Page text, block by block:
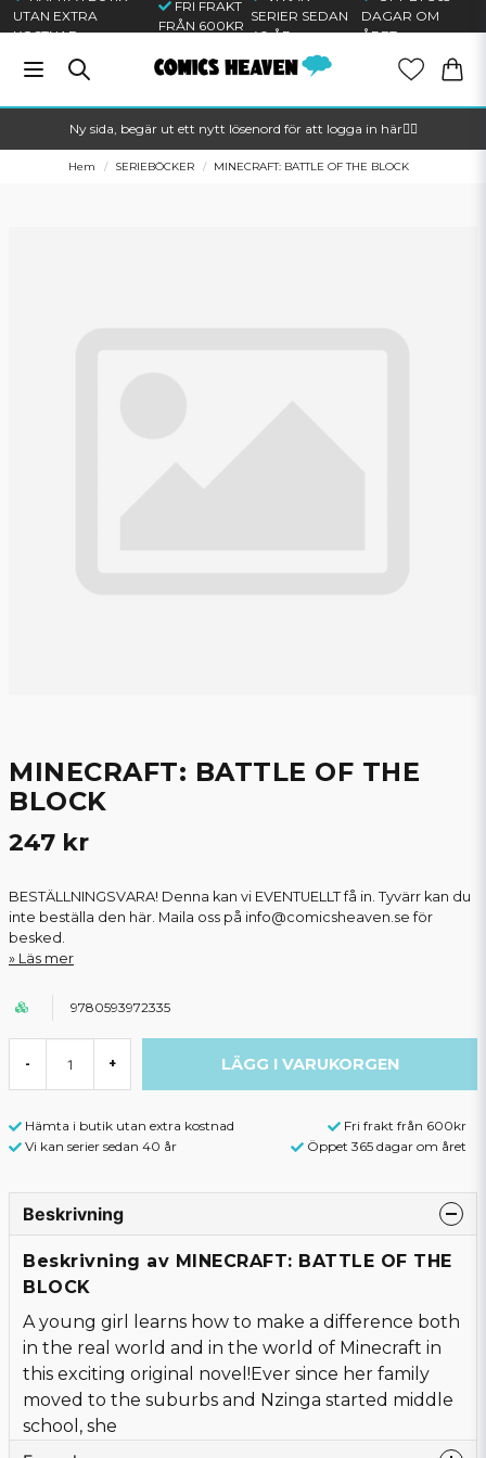
UTAN EXTRA
KOSTNAD
FRI FRAKT
FRÅN 600KR
SERIER SEDAN
40 ÅR
DAGAR OM
ÅRET
Ny sida, begär ut ett nytt lösenord för att logga in här🦸‍♂️
Hem SERIEBÖCKER MINECRAFT: BATTLE OF THE BLOCK
MINECRAFT: BATTLE OF THE
BLOCK
247 kr
BESTÄLLNINGSVARA! Denna kan vi EVENTUELLT få in. Tyvärr kan du
inte beställa den här. Maila oss på info@comicsheaven.se för
besked.
Läs mer
9780593972335
- + LÄGG I VARUKORGEN
Hämta i butik utan extra kostnad
Fri frakt från 600kr
Vi kan serier sedan 40 år
Öppet 365 dagar om året
Beskrivning
Beskrivning av MINECRAFT: BATTLE OF THE
BLOCK
A young girl learns how to make a difference both
in the real world and in the world of Minecraft in
this exciting original novel!Ever since her family
moved to the suburbs and Nzinga started middle
school, she